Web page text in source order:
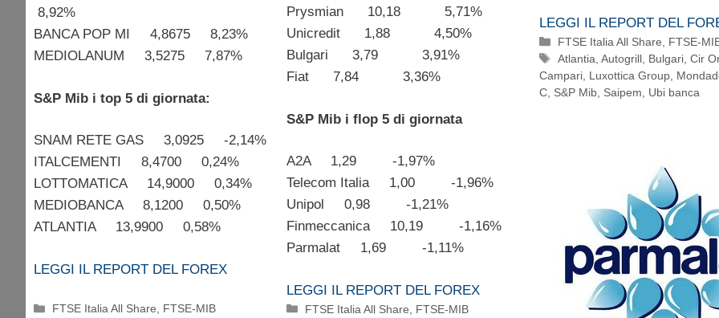
LEGGI IL REPORT DEL
Categorie
FTSE Italia All Share
FTSE-
Tag
Atlantia ,Autogrill Bulgari ,Cir
Campari, Luxottica Group,
C, S&P Mib, Saipem Ubi banca
Prysmian 10,18 5,71%
Unicredit 1,88 4,50%
Bulgari 3,79 3,91%
Fiat 7,84 3,36%
S&P Mib i flop 5 di giornata
A2A 1,29 -1,97%
Telecom Italia 1,00 -1,96%
Unipol 0,98 -1,21%
Finmeccanica 10,19 -1,16%
Parmalat 1,69 -1,11%
LEGGI IL REPORT DEL FOREX
Categorie
FTSE Italia All Share FTSE-MIB
8,92%
BANCA POP MI 4,8675 8,23%
MEDIOLANUM 3,5275 7,87%
S&P Mib i top 5 di giornata:
SNAM RETE GAS 3,0925 -2,14%
ITALCEMENTI 8,4700 0,24%
LOTTOMATICA 14,9000 0,34%
MEDIOBANCA 8,1200 0,50%
ATLANTIA 13,9900 0,58%
LEGGI IL REPORT DEL FOREX
Categorie
FTSE Italia All Share FTSE-MIB